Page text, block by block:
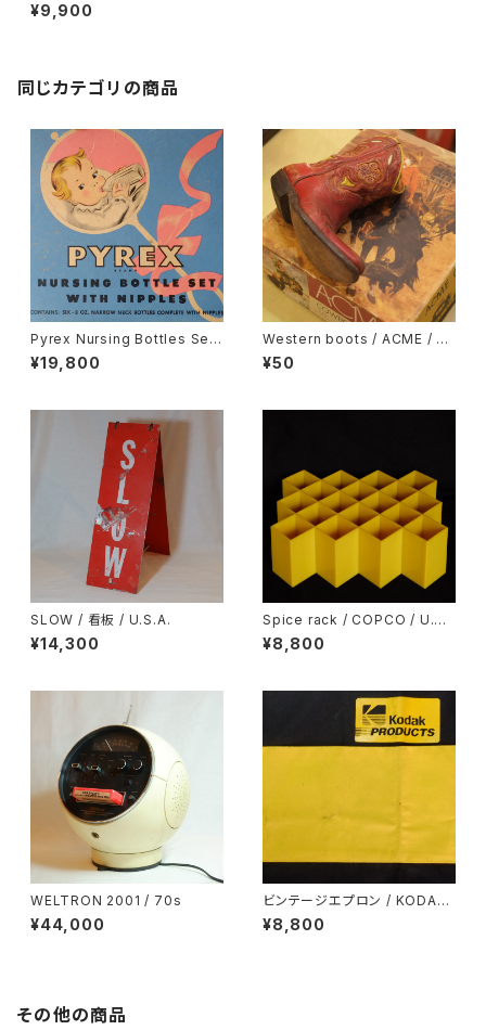
¥9,900
同じカテゴリの商品
Pyrex Nursing Bottles Set
/ Corning Glass Works /NY
1923-1935
¥19,800
Western boots / ACME / U.
S.A.
¥50
SLOW / 看板 / U.S.A.
¥14,300
Spice rack / COPCO / U.S.
A.
¥8,800
WELTRON 2001 / 70s
¥44,000
ビンテージエプロン / KODAK
/ U.S.A.
¥8,800
その他の商品